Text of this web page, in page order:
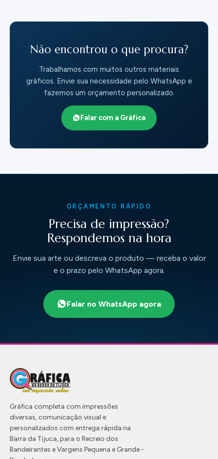
Não encontrou o que procura?
Trabalhamos com muitos outros materiais
gráficos. Envie sua necessidade pelo WhatsApp e
fazemos um orçamento personalizado.
Falar com a Gráfica
ORÇAMENTO RÁPIDO
Precisa de impressão?
Respondemos na hora
Envie sua arte ou descreva o produto — receba o valor
e o prazo pelo WhatsApp agora.
Falar no WhatsApp agora
Gráfica completa com impressões
diversas, comunicação visual e
personalizados com entrega rápida na
Barra da Tijuca, para o Recreio dos
Bandeirantes e Vargens Pequena e Grande -